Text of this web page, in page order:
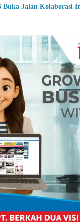
Buka Jalan Kolaborasi